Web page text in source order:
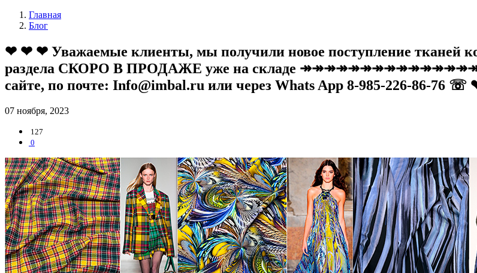
Главная
Блог
❤ ❤ ❤ Уважаемые клиенты, мы получили новое поступление
раздела СКОРО В ПРОДАЖЕ уже на складе
сайте, по почте: Info@imbal.ru или через Whats App 8-985-226-86-76
07 ноября, 2023
127
0